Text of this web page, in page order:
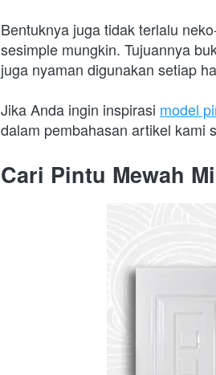
Bentuknya juga tidak terlalu
sesimple mungkin. Tujuannya
juga nyaman digunakan setiap
Jika Anda ingin inspirasi model
dalam pembahasan artikel kami
Cari Pintu Mewah